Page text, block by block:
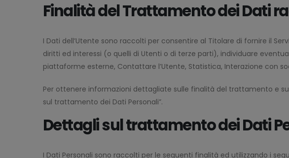
Finalità del Trattamento dei Dati
I Dati dell’Utente sono raccolti per consentire al Titolare di fornire il
diritti ed interessi (o quelli di Utenti o di terze parti), individuare
piattaforme esterne, Contattare l’Utente, Statistica, Interazione con
Per ottenere informazioni dettagliate sulle finalità del trattamento e
sul trattamento dei Dati Personali”.
Dettagli sul trattamento dei Dati
I Dati Personali sono raccolti per le seguenti finalità ed utilizzando i